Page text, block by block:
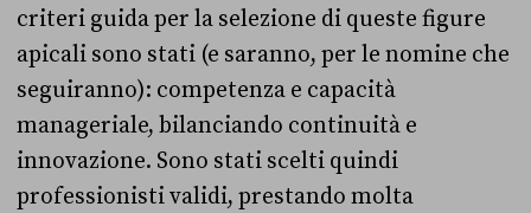
criteri guida per la selezione di queste figure
apicali sono stati (e saranno, per le nomine che
seguiranno): competenza e capacità
manageriale, bilanciando continuità e
innovazione. Sono stati scelti quindi
professionisti validi, prestando molta